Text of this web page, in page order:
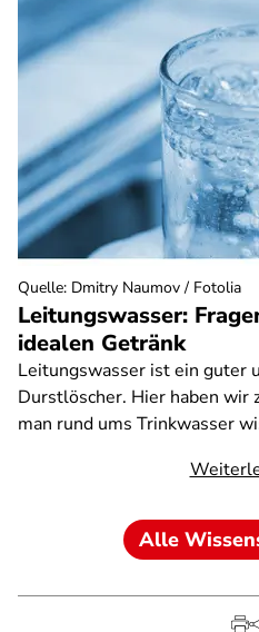
Leitungswasser:
idealen Getränk
Leitungswasser ist ein guter
Durstlöscher. Hier haben wir
man rund ums Trinkwasser
Quelle: Dmitry Naumov / Fotolia
Alle